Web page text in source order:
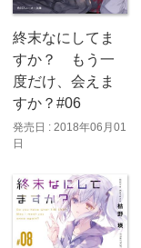
終末なにしてま
すか？ もう一
度だけ、会えま
すか？#06
発売日 : 2018年06月01
日